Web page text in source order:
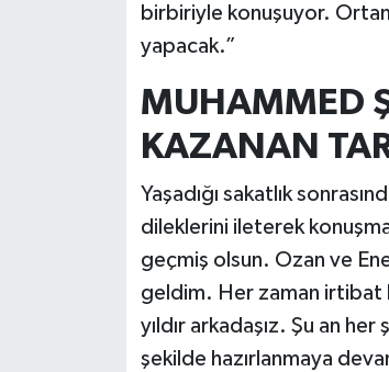
birbiriyle konuşuyor.
yapacak.”
MUHAMMED
KAZANAN
Yaşadığı sakatlık
dileklerini ileterek
geçmiş olsun. Ozan ve
geldim. Her zaman irtibat
yıldır arkadaşız. Şu an
şekilde hazırlanmaya